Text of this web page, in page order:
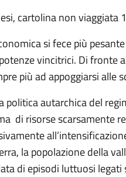
cartolina non viaggiata
si fece più
vincitrici. Di fronte
più ad appoggiarsi alle
politica autarchica del
di risorse scarsamente
la popolazione della
di episodi luttuosi